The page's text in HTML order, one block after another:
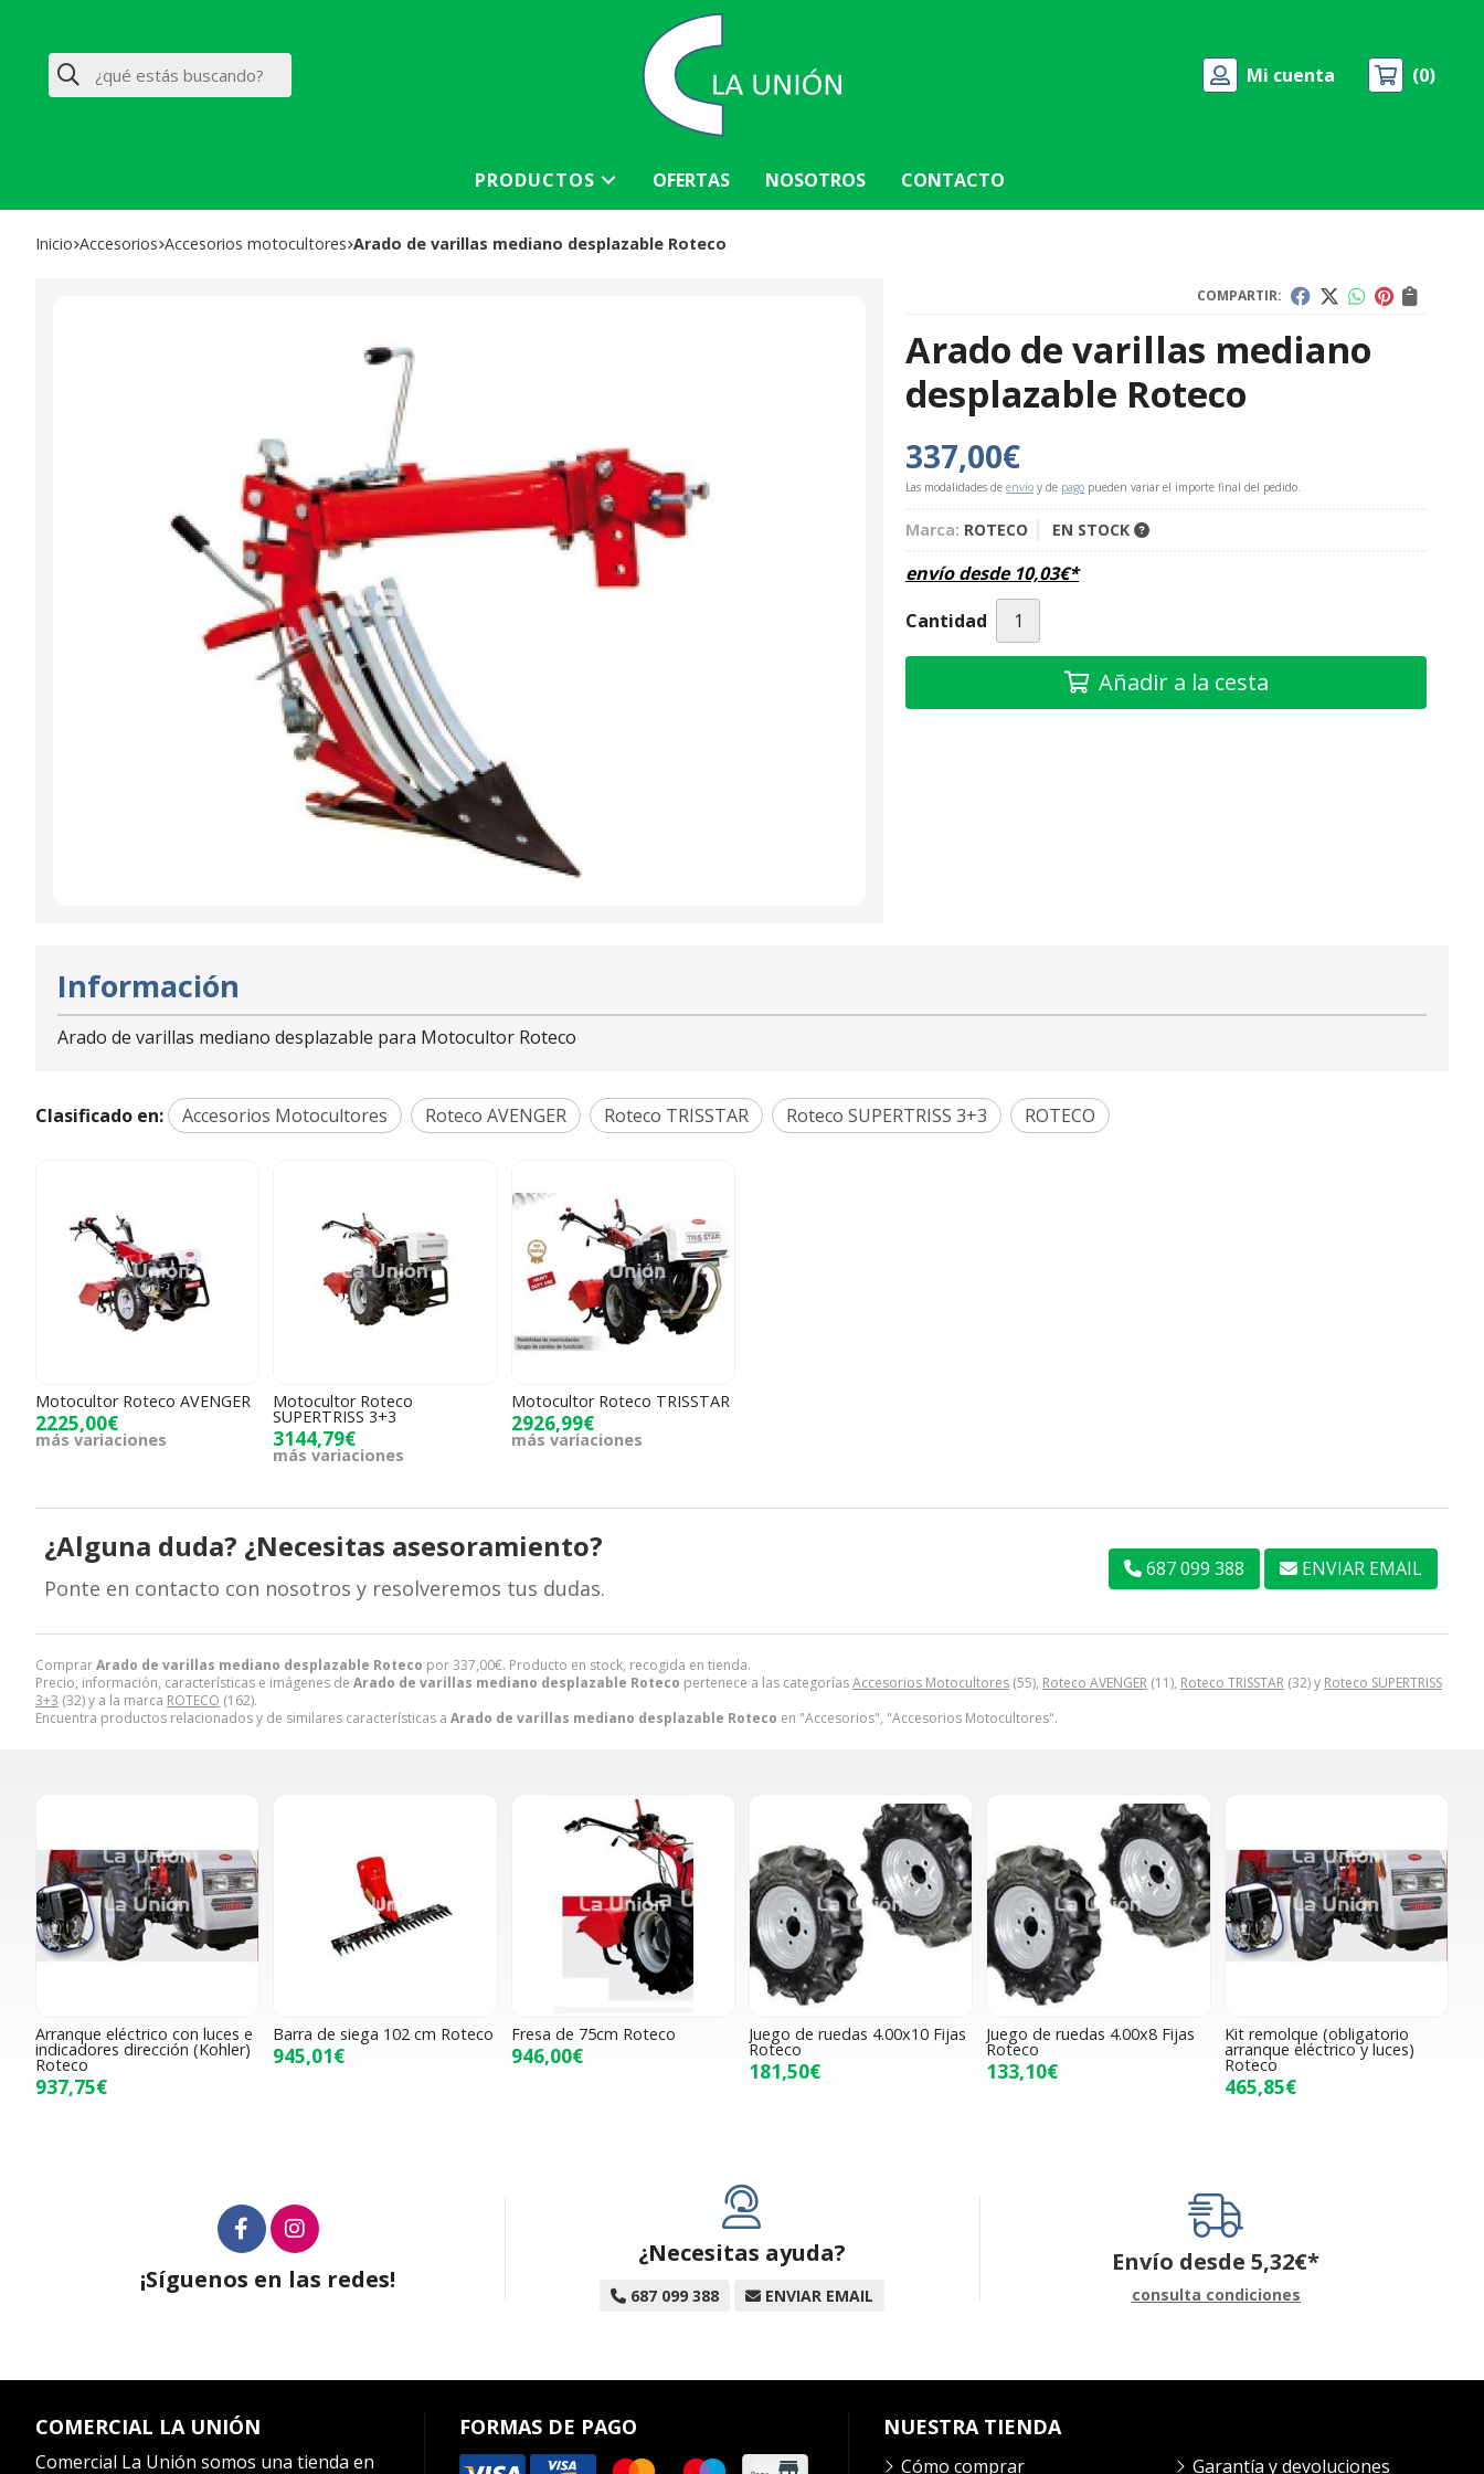
Buscar Mi cuenta 0
PRODUCTOS OFERTAS NOSOTROS CONTACTO
Inicio accesorios accesorios motocultores Arado de varillas mediano desplazable Roteco
COMPARTIR:
Arado de varillas mediano
desplazable Roteco
337,00€
Las modalidades de envío y de pago pueden variar el importe final del pedido.
Marca: ROTECO EN STOCK
envío desde 10,03€*
Cantidad
Añadir a la cesta
ComprarArado de varillas mediano desplazable Roteco por337,00€. Producto en stock, recogida en tienda.
Precio, información, características e imágenes de Arado de varillas mediano desplazable Roteco pertenece a las categoríasAccesorios Motocultores (55), Roteco AVENGER (11), Roteco TRISSTAR (32) y Roteco SUPERTRISS
3+3 (32) y a la marca ROTECO (162).
Encuentra productos relacionados y de similares características a Arado de varillas mediano desplazable Roteco en "Accesorios", "Accesorios Motocultores".
Información
Arado de varillas mediano desplazable para Motocultor Roteco
Clasificado en: Accesorios Motocultores Roteco AVENGER Roteco TRISSTAR Roteco SUPERTRISS 3+3 ROTECO
Motocultor Roteco AVENGER
2225,00€
más variaciones
Motocultor Roteco
SUPERTRISS 3+3
3144,79€
más variaciones
Motocultor Roteco TRISSTAR
2926,99€
más variaciones
¿Alguna duda? ¿Necesitas asesoramiento?
Ponte en contacto con nosotros y resolveremos tus dudas.
687 099 388 ENVIAR EMAIL
Arranque eléctrico con luces e
indicadores dirección (Kohler)
Roteco
937,75€
Barra de siega 102 cm Roteco
945,01€
Fresa de 75cm Roteco
946,00€
Juego de ruedas 4.00x10 Fijas
Roteco
181,50€
Juego de ruedas 4.00x8 Fijas
Roteco
133,10€
Kit remolque (obligatorio
arranque eléctrico y luces)
Roteco
465,85€
¡Síguenos en las redes!
¿Necesitas ayuda?
687 099 388 ENVIAR EMAIL
Envío desde5,32€*
consulta condiciones
COMERCIAL LA UNIÓN
Comercial La Unión somos una tienda en
FORMAS DE PAGO NUESTRA TIENDA
Cómo comprar Garantía y devoluciones